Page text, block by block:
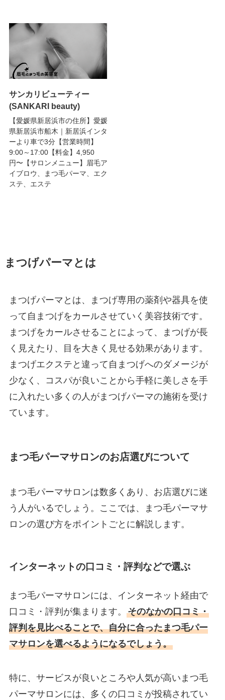
サンカリビューティー
(SANKARI beauty)
【愛媛県新居浜市の住所】愛媛
県新居浜市船木｜新居浜インタ
ーより車で3分【営業時間】
9:00～17:00【料金】4,950
円〜【サロンメニュー】眉毛ア
イブロウ、まつ毛パーマ、エク
ステ、エステ
まつげパーマとは
まつげパーマとは、まつげ専用の薬剤や器具を使
って自まつげをカールさせていく美容技術です。
まつげをカールさせることによって、まつげが長
く見えたり、目を大きく見せる効果があります。
まつげエクステと違って自まつげへのダメージが
少なく、コスパが良いことから手軽に美しさを手
に入れたい多くの人がまつげパーマの施術を受け
ています。
まつ毛パーマサロンのお店選びについて
まつ毛パーマサロンは数多くあり、お店選びに迷
う人がいるでしょう。ここでは、まつ毛パーマサ
ロンの選び方をポイントごとに解説します。
インターネットの口コミ・評判などで選ぶ
まつ毛パーマサロンには、インターネット経由で
口コミ・評判が集まります。 そのなかの口コミ・
評判を見比べることで、自分に合ったまつ毛パー
マサロンを選べるようになるでしょう。
特に、サービスが良いところや人気が高いまつ毛
パーマサロンには、多くの口コミが投稿されてい